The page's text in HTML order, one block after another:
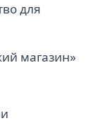
для
магазин»